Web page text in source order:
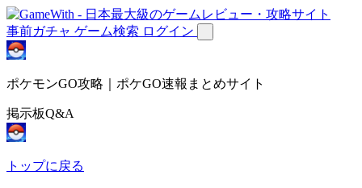
事前ガチャ ゲーム検索 ログイン
ポケモンGO攻略｜ポケGO速報まとめサイト
掲示板Q&A
トップに戻る